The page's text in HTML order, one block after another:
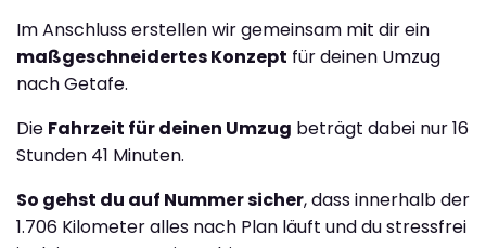
Im Anschluss erstellen wir gemeinsam mit dir ein
maßgeschneidertes Konzept für deinen Umzug
nach Getafe.
Die Fahrzeit für deinen Umzug beträgt dabei nur 16
Stunden 41 Minuten.
So gehst du auf Nummer sicher, dass innerhalb der
1.706 Kilometer alles nach Plan läuft und du stressfrei